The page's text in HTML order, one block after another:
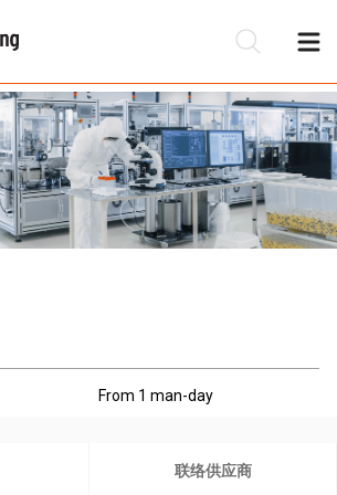
From 1 man-day
联络供应商